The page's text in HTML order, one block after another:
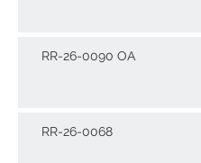
RR-26-0090 OA
RR-26-0068